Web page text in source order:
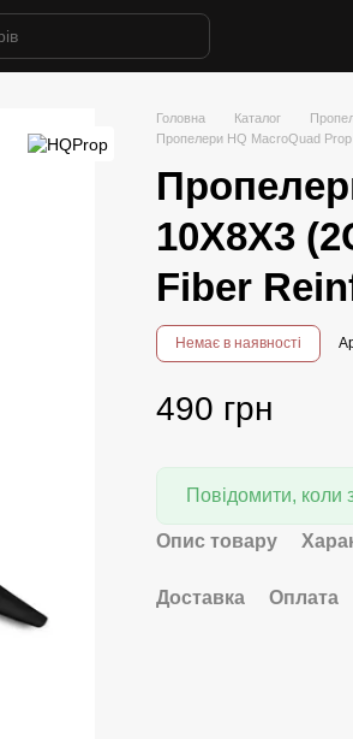
Головна Каталог
Пропелери HQ MacroQuad
10X8X3
Fiber
Немає в наявності
490 грн
Повідомити, коли
Опис товару
Доставка Оплата